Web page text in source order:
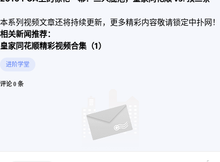
本系列视频文章还将持续更新，更多精彩内容敬请锁定中扑网！
相关新闻推荐：
皇家同花顺精彩视频合集（1）
进阶学堂
评论 0 条